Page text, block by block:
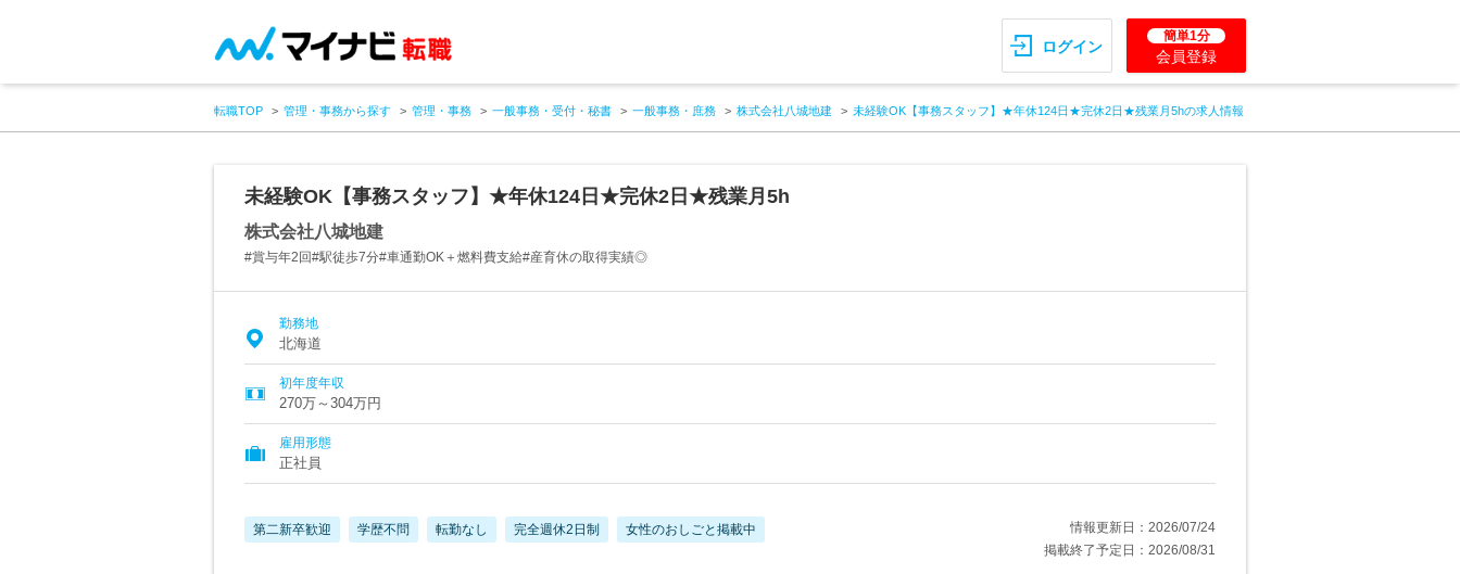
ログイン
簡単1分
会員登録
転職TOP 管理・事務から探す 管理・事務 一般事務・受付・秘書 一般事務・庶務 株式会社八城地建 未経験OK【事務スタッフ】★年休124日★完休2日★残業月5hの求人情報
未経験OK【事務スタッフ】★年休124日★完休2日★残業月5h
株式会社八城地建
#賞与年2回#駅徒歩7分#車通勤OK＋燃料費支給#産育休の取得実績◎
勤務地
北海道
初年度年収
270万～304万円
雇用形態
正社員
第二新卒歓迎 学歴不問 転勤なし 完全週休2日制 女性のおしごと掲載中
情報更新日：2026/07/24
掲載終了予定日：2026/08/31